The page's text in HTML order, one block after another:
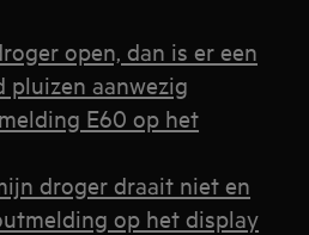
open, dan is er een
pluizen aanwezig
E60 op het
droger draait niet en
op het display